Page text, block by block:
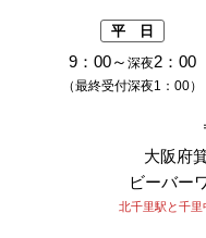
平 日
9：00～ 深夜2：00
（最終受付深夜1：00）
大阪府
ビーバー
北千里駅と千里